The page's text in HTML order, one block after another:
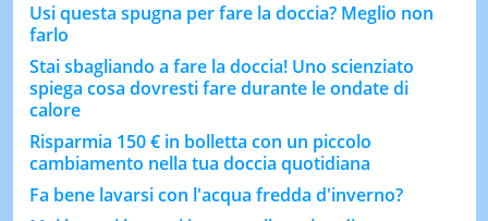
Usi questa spugna per fare la doccia? Meglio non
farlo
Stai sbagliando a fare la doccia! Uno scienziato
spiega cosa dovresti fare durante le ondate di
calore
Risparmia 150 € in bolletta con un piccolo
cambiamento nella tua doccia quotidiana
Fa bene lavarsi con l'acqua fredda d'inverno?